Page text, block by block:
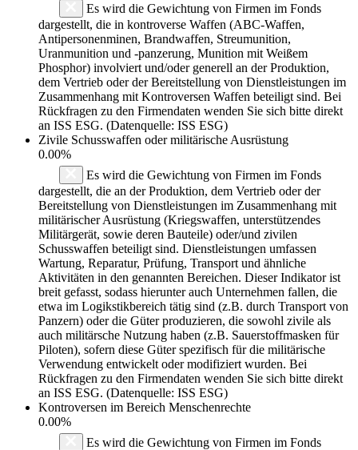
Es wird die Gewichtung von Firmen im Fonds
dargestellt, die in kontroverse Waffen (ABC-Waffen,
Antipersonenminen, Brandwaffen, Streumunition,
Uranmunition und -panzerung, Munition mit Weißem
Phosphor) involviert und/oder generell an der Produktion,
dem Vertrieb oder der Bereitstellung von Dienstleistungen im
Zusammenhang mit Kontroversen Waffen beteiligt sind. Bei
Rückfragen zu den Firmendaten wenden Sie sich bitte direkt
an ISS ESG. (Datenquelle: ISS ESG)
Zivile Schusswaffen oder militärische Ausrüstung
0.00%
Es wird die Gewichtung von Firmen im Fonds
dargestellt, die an der Produktion, dem Vertrieb oder der
Bereitstellung von Dienstleistungen im Zusammenhang mit
militärischer Ausrüstung (Kriegswaffen, unterstützendes
Militärgerät, sowie deren Bauteile) oder/und zivilen
Schusswaffen beteiligt sind. Dienstleistungen umfassen
Wartung, Reparatur, Prüfung, Transport und ähnliche
Aktivitäten in den genannten Bereichen. Dieser Indikator ist
breit gefasst, sodass hierunter auch Unternehmen fallen, die
etwa im Logikstikbereich tätig sind (z.B. durch Transport von
Panzern) oder die Güter produzieren, die sowohl zivile als
auch militärsche Nutzung haben (z.B. Sauerstoffmasken für
Piloten), sofern diese Güter spezifisch für die militärische
Verwendung entwickelt oder modifiziert wurden. Bei
Rückfragen zu den Firmendaten wenden Sie sich bitte direkt
an ISS ESG. (Datenquelle: ISS ESG)
Kontroversen im Bereich Menschenrechte
0.00%
Es wird die Gewichtung von Firmen im Fonds